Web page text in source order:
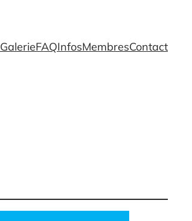
GalerieFAQInfosMembresContact